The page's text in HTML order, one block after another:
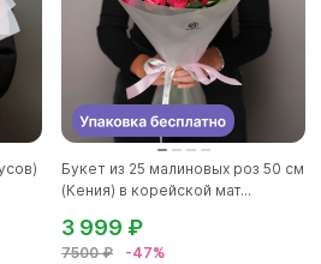
Букет из 25 малиновых роз 50 см
(Кения) в корейской мат...
7500 ₽ -47%
3 999 ₽